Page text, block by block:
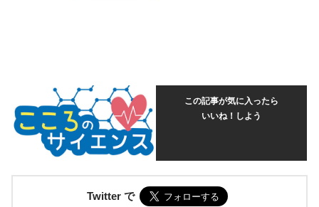
この記事が気に入ったら
いいね！しよう
Twitter で